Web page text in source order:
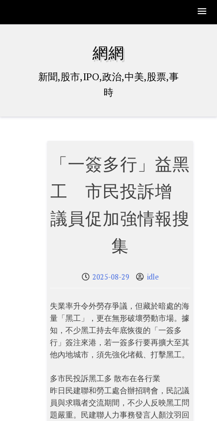
網網
新聞,股市,IPO,政治,中美,股票,事
時
「一簽多行」益黑
工 市民投訴增
議員促加強情報搜
集
2025-08-29 idle
失業率升令外勞存爭議，但藏於暗處的海
量「黑工」，更在無形破壞勞動市場。據
知，不少黑工持去年底恢復的「一簽多
行」簽注來港，若一簽多行要再擴大至其
他內地城市，須先強化堵截、打擊黑工。
多市民投訴黑工多 散布在各行業
昨日民建聯和勞工處合辦招聘會，民記議
員與求職者交流期間，不少人反映黑工問
題嚴重。民建聯人力事務發言人顏汶羽回